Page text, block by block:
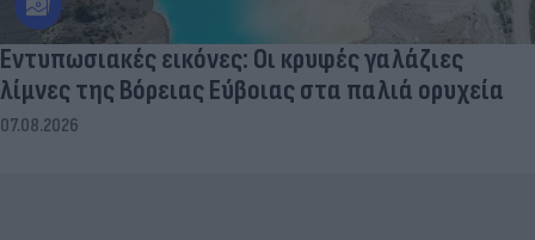
Εντυπωσιακές εικόνες: Οι κρυφές γαλάζιες
λίμνες της Βόρειας Εύβοιας στα παλιά ορυχεία
07.08.2026